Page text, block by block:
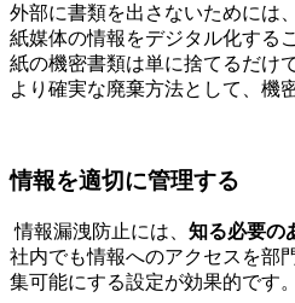
外部に書類を出さないためには、
紙媒体の情報をデジタル化する
紙の機密書類は単に捨てるだけ
より確実な廃棄方法として、機
情報を適切に管理する
情報漏洩防止には、 知る必要の
社内でも情報へのアクセスを部
集可能にする設定が効果的です